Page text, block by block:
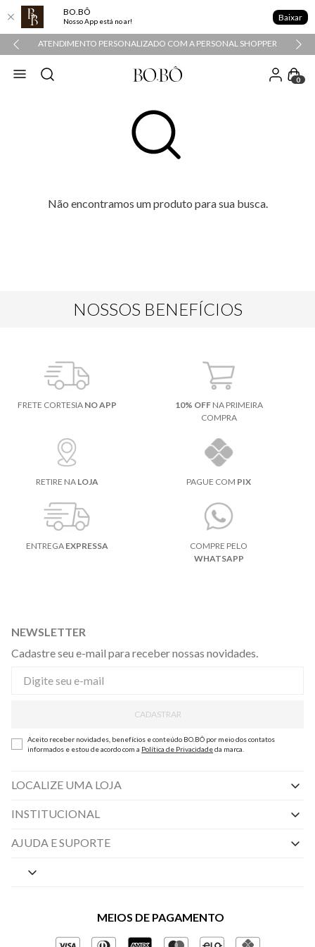
BO.BÔ
Nosso App está no ar! Baixar
ATENDIMENTO PERSONALIZADO COM A PERSONAL SHOPPER
0
Não encontramos um produto para sua busca.
NOSSOS BENEFÍCIOS
FRETE CORTESIA NO APP 10% OFFNA PRIMEIRA
COMPRA
RETIRE NA LOJA PAGUE COM PIX
ENTREGA EXPRESSA
COMPRE PELO
WHATSAPP
NEWSLETTER
Cadastre seu e-mail para receber nossas novidades.
CADASTRAR
Aceito receber novidades, benefícios e conteúdo BO.BÔ por meio dos contatos
informados e estou de acordo com a Política de Privacidadeda marca.
LOCALIZE UMA LOJA
INSTITUCIONAL
Nossas Lojas
Políticas de Privacidade
Gestão de Privacidade
AJUDA E SUPORTE
Central de Preferências
Perguntas frequentes
Regulamentos e Promoções
MEIOS DE PAGAMENTO